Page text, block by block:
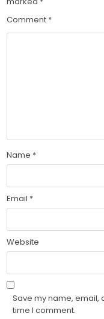
Comment *
Name *
Email *
Website
Save my name, email,
time I comment.